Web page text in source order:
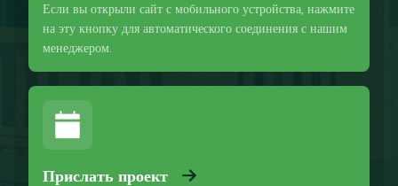
Если вы открыли сайт с мобильного устройства, нажмите
на эту кнопку для автоматического соединения с нашим
менеджером.
Прислать проект